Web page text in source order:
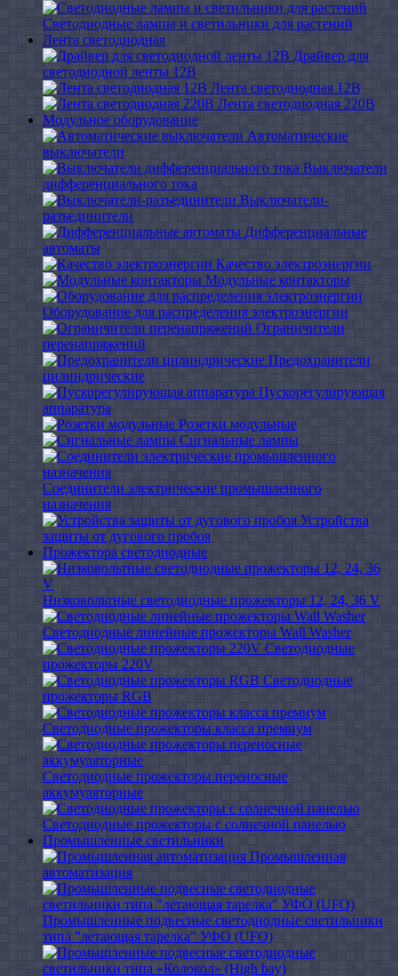
Светодиодные лампы и светильники для растений
Лента светодиодная
Драйвер для
светодиодной ленты 12В
Лента светодиодная 12В
Лента светодиодная 220В
Модульное оборудование
Автоматические
выключатели
Выключатели
дифференциального тока
Выключатели-
разъединители
Дифференциальные
автоматы
Качество электроэнергии
Модульные контакторы
Оборудование для распределения электроэнергии
Ограничители
перенапряжений
Предохранители
цилиндрические
Пускорегулирующая
аппаратура
Розетки модульные
Сигнальные лампы
Соединители электрические промышленного
назначения
Устройства
защиты от дугового пробоя
Прожектора светодиодные
Низковольтные светодиодные прожекторы 12, 24, 36 V
Светодиодные линейные прожекторы Wall Washer
Светодиодные
прожекторы 220V
Светодиодные
прожекторы RGB
Светодиодные прожекторы класса премиум
Светодиодные прожекторы переносные
аккумуляторные
Светодиодные прожекторы с солнечной панелью
Промышленные светильники
Промышленная
автоматизация
Промышленные подвесные cветодиодные светильники
типа "летающая тарелка" УФО (UFO)